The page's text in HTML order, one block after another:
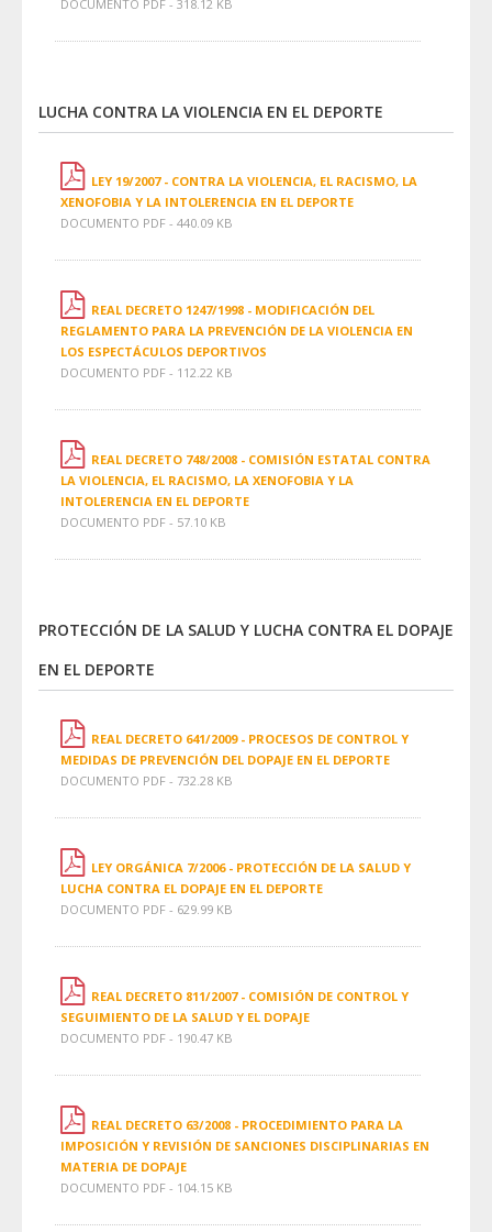
DOCUMENTO PDF - 318.12 KB
LUCHA CONTRA LA VIOLENCIA EN EL DEPORTE
LEY 19/2007 - CONTRA LA VIOLENCIA, EL RACISMO, LA
XENOFOBIA Y LA INTOLERENCIA EN EL DEPORTE
DOCUMENTO PDF - 440.09 KB
REAL DECRETO 1247/1998 - MODIFICACIÓN DEL
REGLAMENTO PARA LA PREVENCIÓN DE LA VIOLENCIA EN
LOS ESPECTÁCULOS DEPORTIVOS
DOCUMENTO PDF - 112.22 KB
REAL DECRETO 748/2008 - COMISIÓN ESTATAL CONTRA
LA VIOLENCIA, EL RACISMO, LA XENOFOBIA Y LA
INTOLERENCIA EN EL DEPORTE
DOCUMENTO PDF - 57.10 KB
PROTECCIÓN DE LA SALUD Y LUCHA CONTRA EL DOPAJE
EN EL DEPORTE
REAL DECRETO 641/2009 - PROCESOS DE CONTROL Y
MEDIDAS DE PREVENCIÓN DEL DOPAJE EN EL DEPORTE
DOCUMENTO PDF - 732.28 KB
LEY ORGÁNICA 7/2006 - PROTECCIÓN DE LA SALUD Y
LUCHA CONTRA EL DOPAJE EN EL DEPORTE
DOCUMENTO PDF - 629.99 KB
REAL DECRETO 811/2007 - COMISIÓN DE CONTROL Y
SEGUIMIENTO DE LA SALUD Y EL DOPAJE
DOCUMENTO PDF - 190.47 KB
REAL DECRETO 63/2008 - PROCEDIMIENTO PARA LA
IMPOSICIÓN Y REVISIÓN DE SANCIONES DISCIPLINARIAS EN
MATERIA DE DOPAJE
DOCUMENTO PDF - 104.15 KB